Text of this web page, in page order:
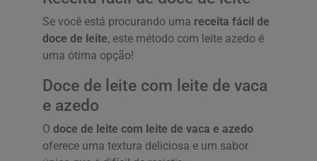
Se você está procurando uma receita fácil de
doce de leite, este método com leite azedo é
uma ótima opção!
Doce de leite com leite de vaca
e azedo
O doce de leite com leite de vaca e azedo
oferece uma textura deliciosa e um sabor